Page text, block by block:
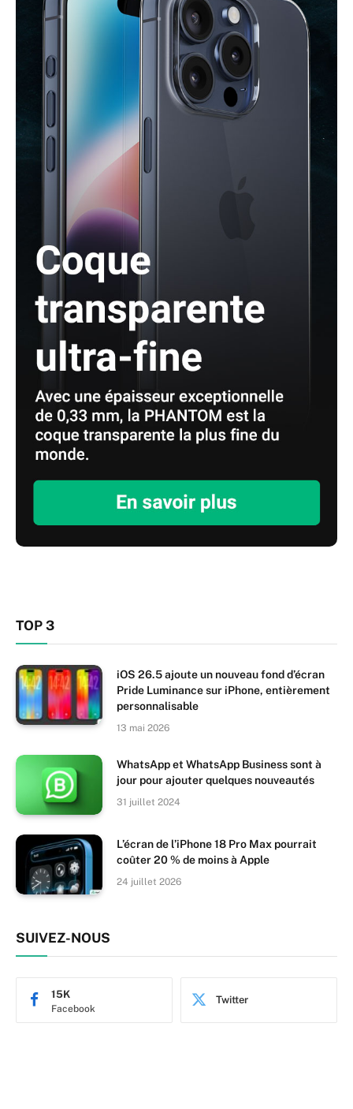
TOP 3
iOS 26.5 ajoute un nouveau fond d’écran
Pride Luminance sur iPhone, entièrement
personnalisable
13 mai 2026
WhatsApp et WhatsApp Business sont à
jour pour ajouter quelques nouveautés
31 juillet 2024
L’écran de l’iPhone 18 Pro Max pourrait
coûter 20 % de moins à Apple
24 juillet 2026
SUIVEZ-NOUS
Facebook
15K Twitter